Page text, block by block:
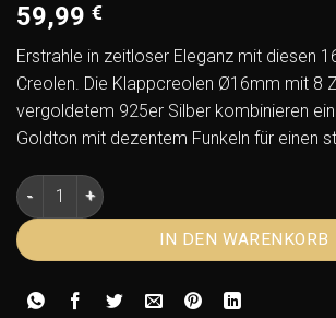
59,99 €
Erstrahle in zeitloser Eleganz mit diesen
Creolen. Die Klappcreolen Ø16mm mit 8
vergoldetem 925er Silber kombinieren
Goldton mit dezentem Funkeln für einen
Klappcreolen Ø16mm mit 8 Zirkonia aus
IN DEN WARENKORB